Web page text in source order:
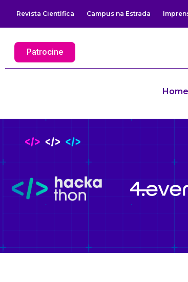
Revista Científica Campus na Estrada
Patrocine
Home